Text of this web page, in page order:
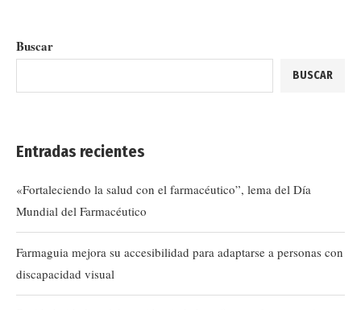
Buscar
BUSCAR
Entradas recientes
«Fortaleciendo la salud con el farmacéutico”, lema del Día
Mundial del Farmacéutico
Farmaguia mejora su accesibilidad para adaptarse a personas con
discapacidad visual